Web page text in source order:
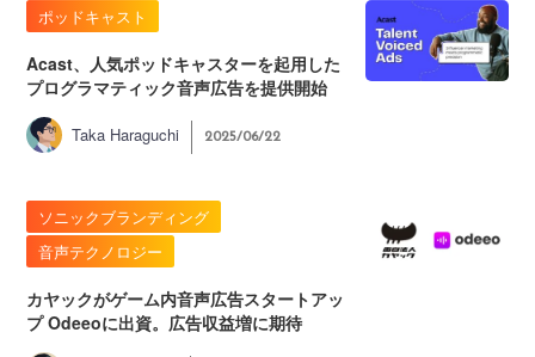
ポッドキャスト
Acast、人気ポッドキャスターを起用した
プログラマティック音声広告を提供開始
Taka Haraguchi 2025/06/22
ソニックブランディング
音声テクノロジー
カヤックがゲーム内音声広告スタートアッ
プ Odeeoに出資。広告収益増に期待